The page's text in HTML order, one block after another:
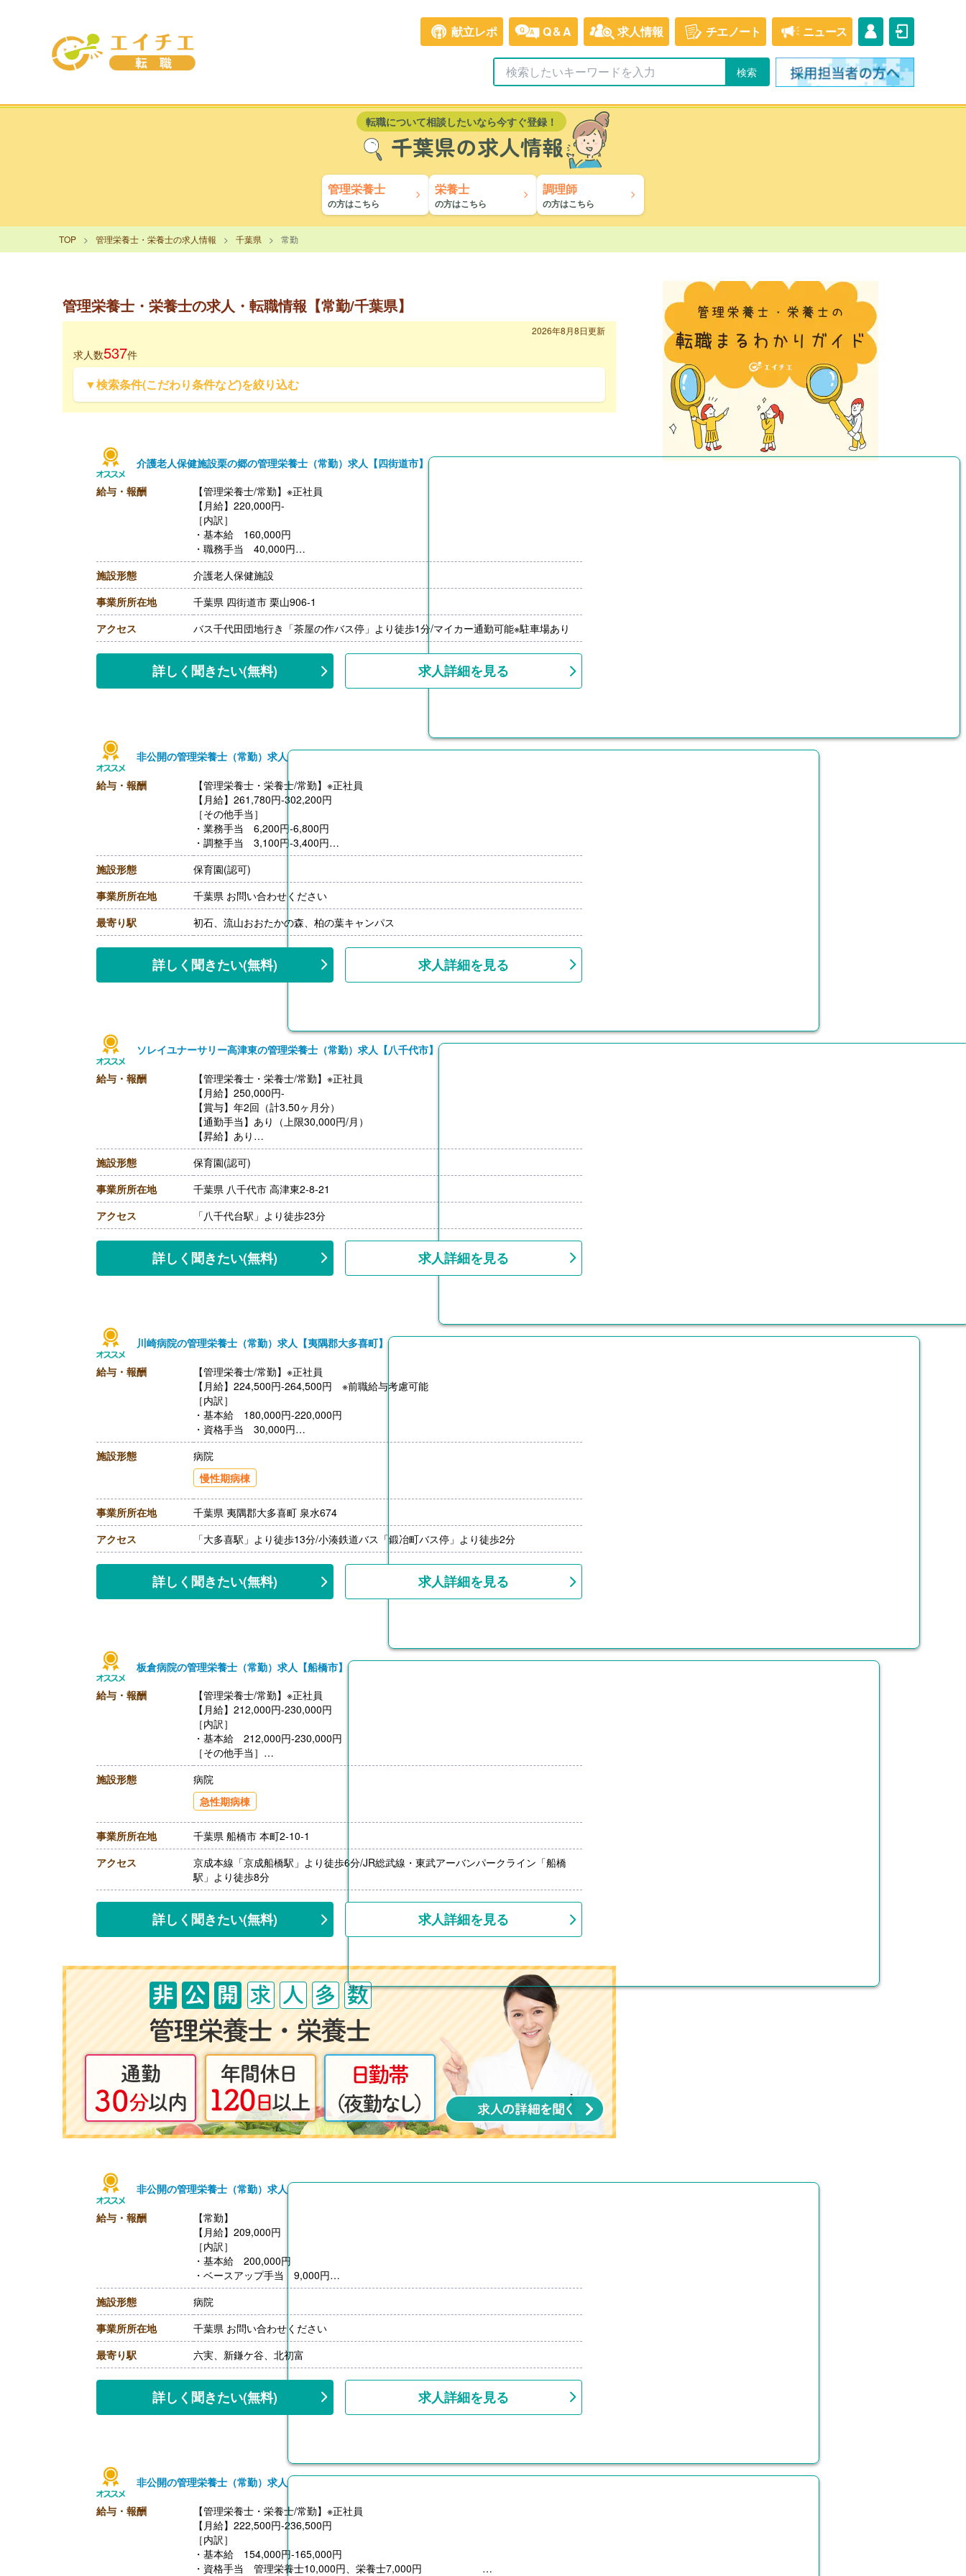
献立レポ Q&A 求人情報 チエノート ニュース
転職について相談したいなら今すぐ登録！
千葉県の求人情報
管理栄養士
の方はこちら
栄養士
の方はこちら
調理師
の方はこちら
TOP 管理栄養士・栄養士の求人情報 千葉県 常勤
管理栄養士・栄養士の求人・転職情報【常勤/千葉県】
2026年8月8日更新
求人数537件
▼検索条件(こだわり条件など)を絞り込む
介護老人保健施設栗の郷の管理栄養士（常勤）求人【四街道市】
給与・報酬
【管理栄養士/常勤】※正社員
【月給】220,000円-
［内訳］
・基本給 160,000円
・職務手当 40,000円
・調整手当 20,000円
［その他手当］
・住宅手当 上限30,000円（条件あり）
【賞与】年2回（計2.90ヶ月分）※前年度実績
【通勤手当】あり（上限24,500円/月）
【昇給】あり（1月あたり1,000円-2,000円）※前年度実績
施設形態
介護老人保健施設
事業所所在地
千葉県 四街道市 栗山906-1
アクセス
バス千代田団地行き「茶屋の作バス停」より徒歩1分/マイカー通勤可能※駐車場あり
詳しく聞きたい(無料) 求人詳細を見る
非公開の管理栄養士（常勤）求人
給与・報酬
【管理栄養士・栄養士/常勤】※正社員
【月給】261,780円-302,200円
［その他手当］
・業務手当 6,200円-6,800円
・調整手当 3,100円-3,400円
・住居手当 5,000円
・残業手当
・処遇改善手当 64,000円-
【賞与】年2回（計4.00ヶ月分）※前年度実績
【通勤手当】あり（上限15,000円/月）
【昇給】あり（1月あたり2,000円-）
施設形態
保育園(認可)
事業所所在地
千葉県 お問い合わせください
最寄り駅
初石、流山おおたかの森、柏の葉キャンパス
詳しく聞きたい(無料) 求人詳細を見る
ソレイユナーサリー高津東の管理栄養士（常勤）求人【八千代市】
給与・報酬
【管理栄養士・栄養士/常勤】※正社員
【月給】250,000円-
【賞与】年2回（計3.50ヶ月分）
【通勤手当】あり（上限30,000円/月）
【昇給】あり
【退職金】あり
施設形態
保育園(認可)
事業所所在地
千葉県 八千代市 高津東2-8-21
アクセス
「八千代台駅」より徒歩23分
詳しく聞きたい(無料) 求人詳細を見る
川崎病院の管理栄養士（常勤）求人【夷隅郡大多喜町】
給与・報酬
【管理栄養士/常勤】※正社員
【月給】224,500円-264,500円 ※前職給与考慮可能
［内訳］
・基本給 180,000円-220,000円
・資格手当 30,000円
・ベア手当 14,500円
【賞与】年2回（計2.80ヶ月分）※前年度実績
【通勤手当】あり（上限31,500円/月）
【昇給】あり（1-1.5%）※前年度実績
【退職金】あり※勤続3年以上
施設形態
病院
慢性期病棟
事業所所在地
千葉県 夷隅郡大多喜町 泉水674
アクセス
「大多喜駅」より徒歩13分/小湊鉄道バス「鍛冶町バス停」より徒歩2分
詳しく聞きたい(無料) 求人詳細を見る
板倉病院の管理栄養士（常勤）求人【船橋市】
給与・報酬
【管理栄養士/常勤】※正社員
【月給】212,000円-230,000円
［内訳］
・基本給 212,000円‐230,000円
［その他手当］
・住宅手当
・扶養手当
【賞与】年2回（計3.00ヶ月分）※前年度実績
【通勤手当】あり
【昇給】あり
【退職金】あり※退職金形成手当を支給
施設形態
病院
急性期病棟
事業所所在地
千葉県 船橋市 本町2-10-1
アクセス
京成本線「京成船橋駅」より徒歩6分/JR総武線・東武アーバンパークライン「船橋
駅」より徒歩8分
詳しく聞きたい(無料) 求人詳細を見る
非公開の管理栄養士（常勤）求人
給与・報酬
【常勤】
【月給】209,000円
［内訳］
・基本給 200,000円
・ベースアップ手当 9,000円
［その他手当］
・精勤手当 12,000円
・休日手当 2,500円/回
・資格手当 10,000円（管理栄養士）
【賞与】年2回（-630,000円）※前年度実績
【通勤手当】あり（上限10,000円/月）
【退職金】あり※勤続3年以上
施設形態
病院
事業所所在地
千葉県 お問い合わせください
最寄り駅
六実、新鎌ケ谷、北初富
詳しく聞きたい(無料) 求人詳細を見る
非公開の管理栄養士（常勤）求人
給与・報酬
【管理栄養士・栄養士/常勤】※正社員
【月給】222,500円-236,500円
［内訳］
・基本給 154,000円-165,000円
・資格手当 管理栄養士10,000円、栄養士7,000円